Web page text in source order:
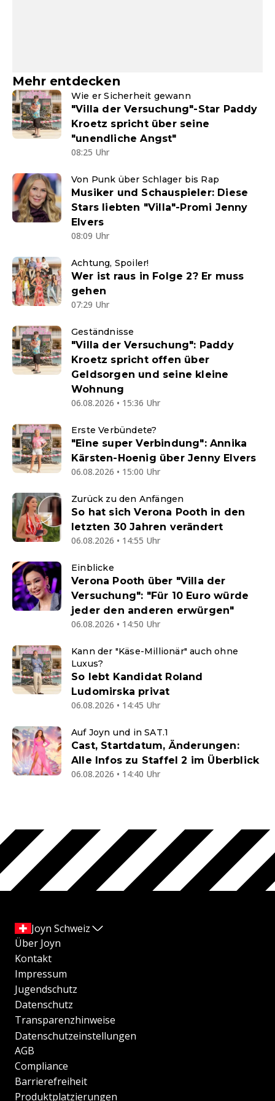
Mehr entdecken
Wie er Sicherheit gewann
"Villa der Versuchung"-Star Paddy
Kroetz spricht über seine
"unendliche Angst"
08:25 Uhr
Von Punk über Schlager bis Rap
Musiker und Schauspieler: Diese
Stars liebten "Villa"-Promi Jenny
Elvers
08:09 Uhr
Achtung, Spoiler!
Wer ist raus in Folge 2? Er muss
gehen
07:29 Uhr
Geständnisse
"Villa der Versuchung": Paddy
Kroetz spricht offen über
Geldsorgen und seine kleine
Wohnung
06.08.2026 • 15:36 Uhr
Erste Verbündete?
"Eine super Verbindung": Annika
Kärsten-Hoenig über Jenny Elvers
06.08.2026 • 15:00 Uhr
Zurück zu den Anfängen
So hat sich Verona Pooth in den
letzten 30 Jahren verändert
06.08.2026 • 14:55 Uhr
Einblicke
Verona Pooth über "Villa der
Versuchung": "Für 10 Euro würde
jeder den anderen erwürgen"
06.08.2026 • 14:50 Uhr
Kann der "Käse-Millionär" auch ohne
Luxus?
So lebt Kandidat Roland
Ludomirska privat
06.08.2026 • 14:45 Uhr
Auf Joyn und in SAT.1
Cast, Startdatum, Änderungen:
Alle Infos zu Staffel 2 im Überblick
06.08.2026 • 14:40 Uhr
Joyn Schweiz
Über Joyn
Kontakt
Impressum
Jugendschutz
Datenschutz
Transparenzhinweise
Datenschutzeinstellungen
AGB
Compliance
Barrierefreiheit
Produktplatzierungen